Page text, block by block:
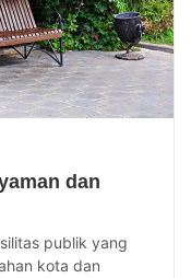
dan
publik yang
kota dan